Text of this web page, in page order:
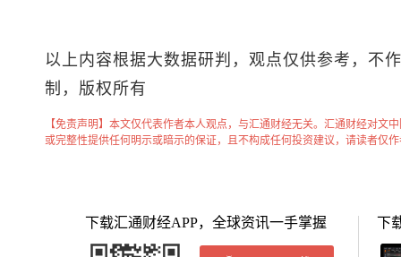
以上内容根据大数据研判，观点仅供参考，不
制，版权所有
【免责声明】本文仅代表作者本人观点，与汇通财经无关。汇通财经对文
或完整性提供任何明示或暗示的保证，且不构成任何投资建议，请读者仅
下载汇通财经APP，全球资讯一手掌握 下